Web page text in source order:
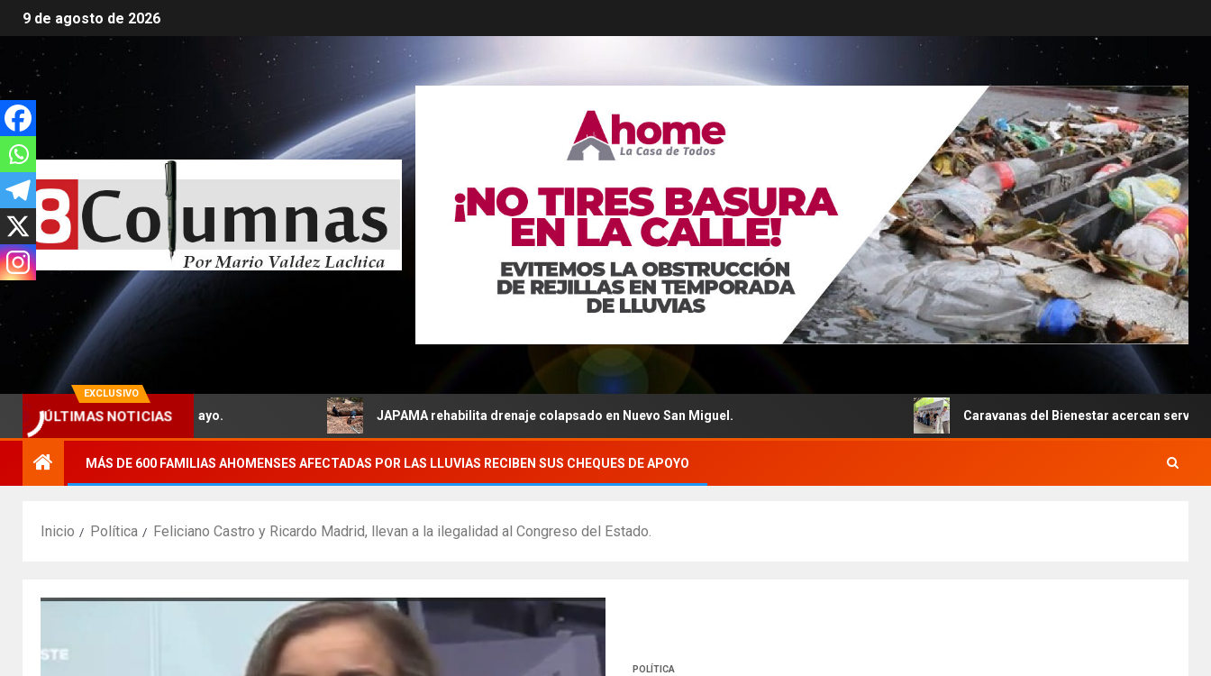
9 de agosto de 2026
EXCLUSIVO
ÚLTIMAS NOTICIAS
del Ejido 5 de Mayo. JAPAMA rehabilita drenaje colapsado en Nuevo San Miguel. Caravanas del Bienestar acercan servicios
MÁS DE 600 FAMILIAS AHOMENSES AFECTADAS POR LAS LLUVIAS RECIBEN SUS CHEQUES DE APOYO
Inicio Política Feliciano Castro y Ricardo Madrid, llevan a la ilegalidad al Congreso del Estado.
POLÍTICA